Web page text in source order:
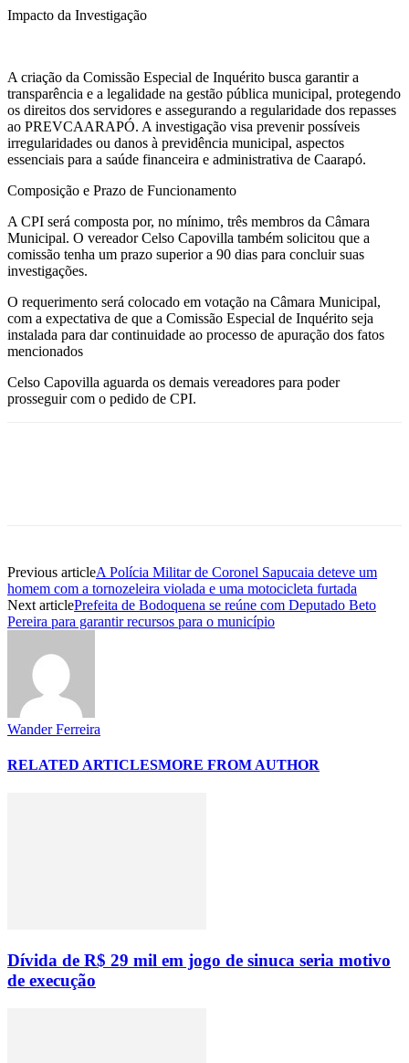
Impacto da Investigação
A criação da Comissão Especial de Inquérito busca garantir a
transparência e a legalidade na gestão pública municipal, protegendo
os direitos dos servidores e assegurando a regularidade dos repasses
ao PREVCAARAPÓ. A investigação visa prevenir possíveis
irregularidades ou danos à previdência municipal, aspectos
essenciais para a saúde financeira e administrativa de Caarapó.
Composição e Prazo de Funcionamento
A CPI será composta por, no mínimo, três membros da Câmara
Municipal. O vereador Celso Capovilla também solicitou que a
comissão tenha um prazo superior a 90 dias para concluir suas
investigações.
O requerimento será colocado em votação na Câmara Municipal,
com a expectativa de que a Comissão Especial de Inquérito seja
instalada para dar continuidade ao processo de apuração dos fatos
mencionados
Celso Capovilla aguarda os demais vereadores para poder
prosseguir com o pedido de CPI.
Previous articleA Polícia Militar de Coronel Sapucaia deteve um
homem com a tornozeleira violada e uma motocicleta furtada
Next articlePrefeita de Bodoquena se reúne com Deputado Beto
Pereira para garantir recursos para o município
Wander Ferreira
RELATED ARTICLESMORE FROM AUTHOR
Dívida de R$ 29 mil em jogo de sinuca seria motivo
de execução